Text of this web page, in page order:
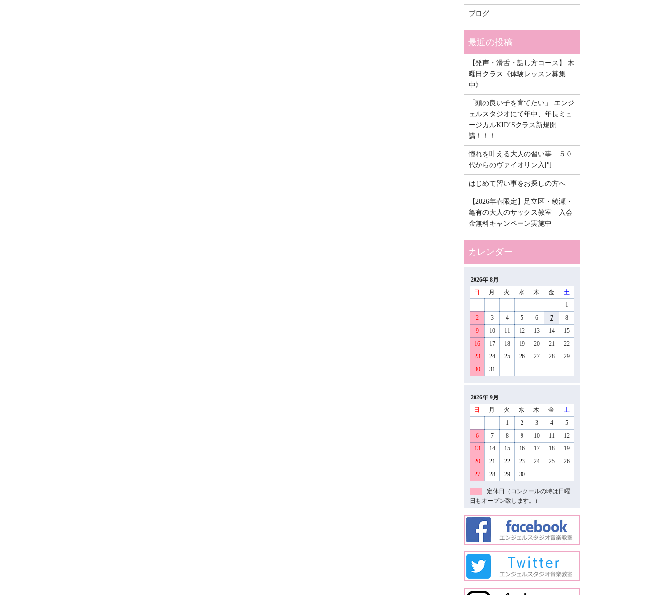
ブログ
【発声・滑舌・話し方コース】 木
曜日クラス《体験レッスン募集
中》
「頭の良い子を育てたい」 エンジ
ェルスタジオにて年中、年長ミュ
ージカルKID’Sクラス新規開
講！！！
憧れを叶える大人の習い事 ５０
代からのヴァイオリン入門
はじめて習い事をお探しの方へ
【2026年春限定】足立区・綾瀬・
亀有の大人のサックス教室 入会
金無料キャンペーン実施中
2026年 8月
日
月 火 水 木 金
土
1
2
3 4 5 6 7
8
9
10 11 12 13 14
15
16
17 18 19 20 21
22
23
24 25 26 27 28
29
30
31
2026年 9月
日
月 火 水 木 金
土
1
2 3 4
5
6
7 8 9 10 11
12
13
14 15 16 17 18
19
20
21 22 23 24 25
26
27
28 29 30
定休日（コンクールの時は日曜
日もオープン致します。）